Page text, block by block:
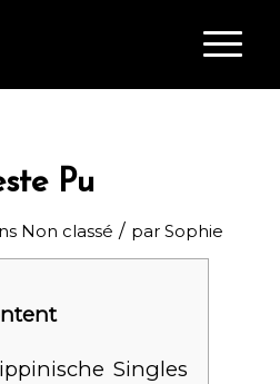
Pu
Non classé / parSophie
Singles